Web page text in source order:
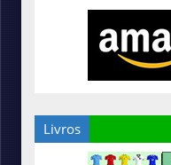
Livros